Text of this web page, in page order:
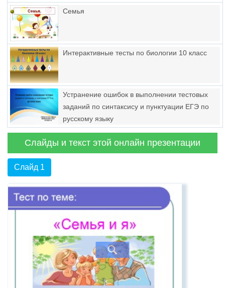
Семья
Интерактивные тесты по биологии 10 класс
Устранение ошибок в выполнении тестовых
заданий по синтаксису и пунктуации ЕГЭ по
русскому языку
Слайды и текст этой онлайн презентации
Слайд 1